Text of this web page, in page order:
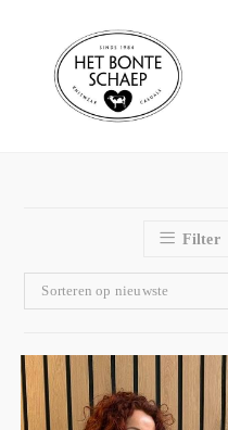
Filter
Sorteren op nieuwste